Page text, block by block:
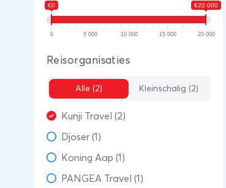
€0 €20 000
0 5 000 10 000 15 000 20 000
Reisorganisaties
Alle (2) Kleinschalig (2)
Kunji Travel (2)
Djoser (1)
Koning Aap (1)
PANGEA Travel (1)